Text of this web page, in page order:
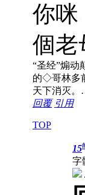
你咪
個老
“圣经”煽动
的◇哥林多
天下消灭
回覆 引用
TOP
15
字